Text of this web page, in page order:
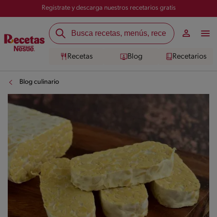
Registrate y descarga nuestros recetarios gratis
Recetas Blog Recetarios
Blog culinario